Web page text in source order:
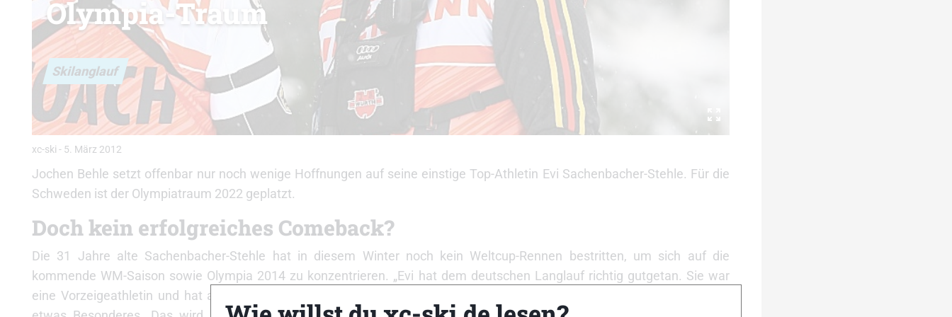
Skilanglauf
Olympia-Traum
xc-ski - 5. März 2012
Jochen Behle setzt offenbar nur noch wenige Hoffnungen auf seine einstige Top-Athletin Evi Sachenbacher-Stehle. Für die
Schweden ist der Olympiatraum 2022 geplatzt.
Doch kein erfolgreiches Comeback?
Die 31 Jahre alte Sachenbacher-Stehle hat in diesem Winter noch kein Weltcup-Rennen bestritten, um sich auf die
kommende WM-Saison sowie Olympia 2014 zu konzentrieren. „Evi hat dem deutschen Langlauf richtig gutgetan. Sie war
eine Vorzeigeathletin und hat auch die entsprechenden Erfolge gehabt. Wenn du zweimal Olympiasiegerin wirst, ist das